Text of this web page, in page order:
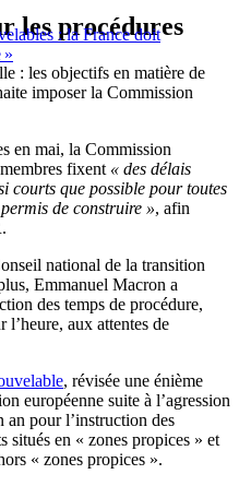
: la France doit
»
les procédures
: les objectifs en matière de
imposer la Commission
en mai, la Commission
fixent « des délais
courts que possible pour toutes
de construire », afin
national de la transition
Emmanuel Macron a
des temps de procédure,
l’heure, aux attentes de
, révisée une énième
européenne suite à l’agression
an pour l’instruction des
situés en « zones propices » et
« zones propices ».